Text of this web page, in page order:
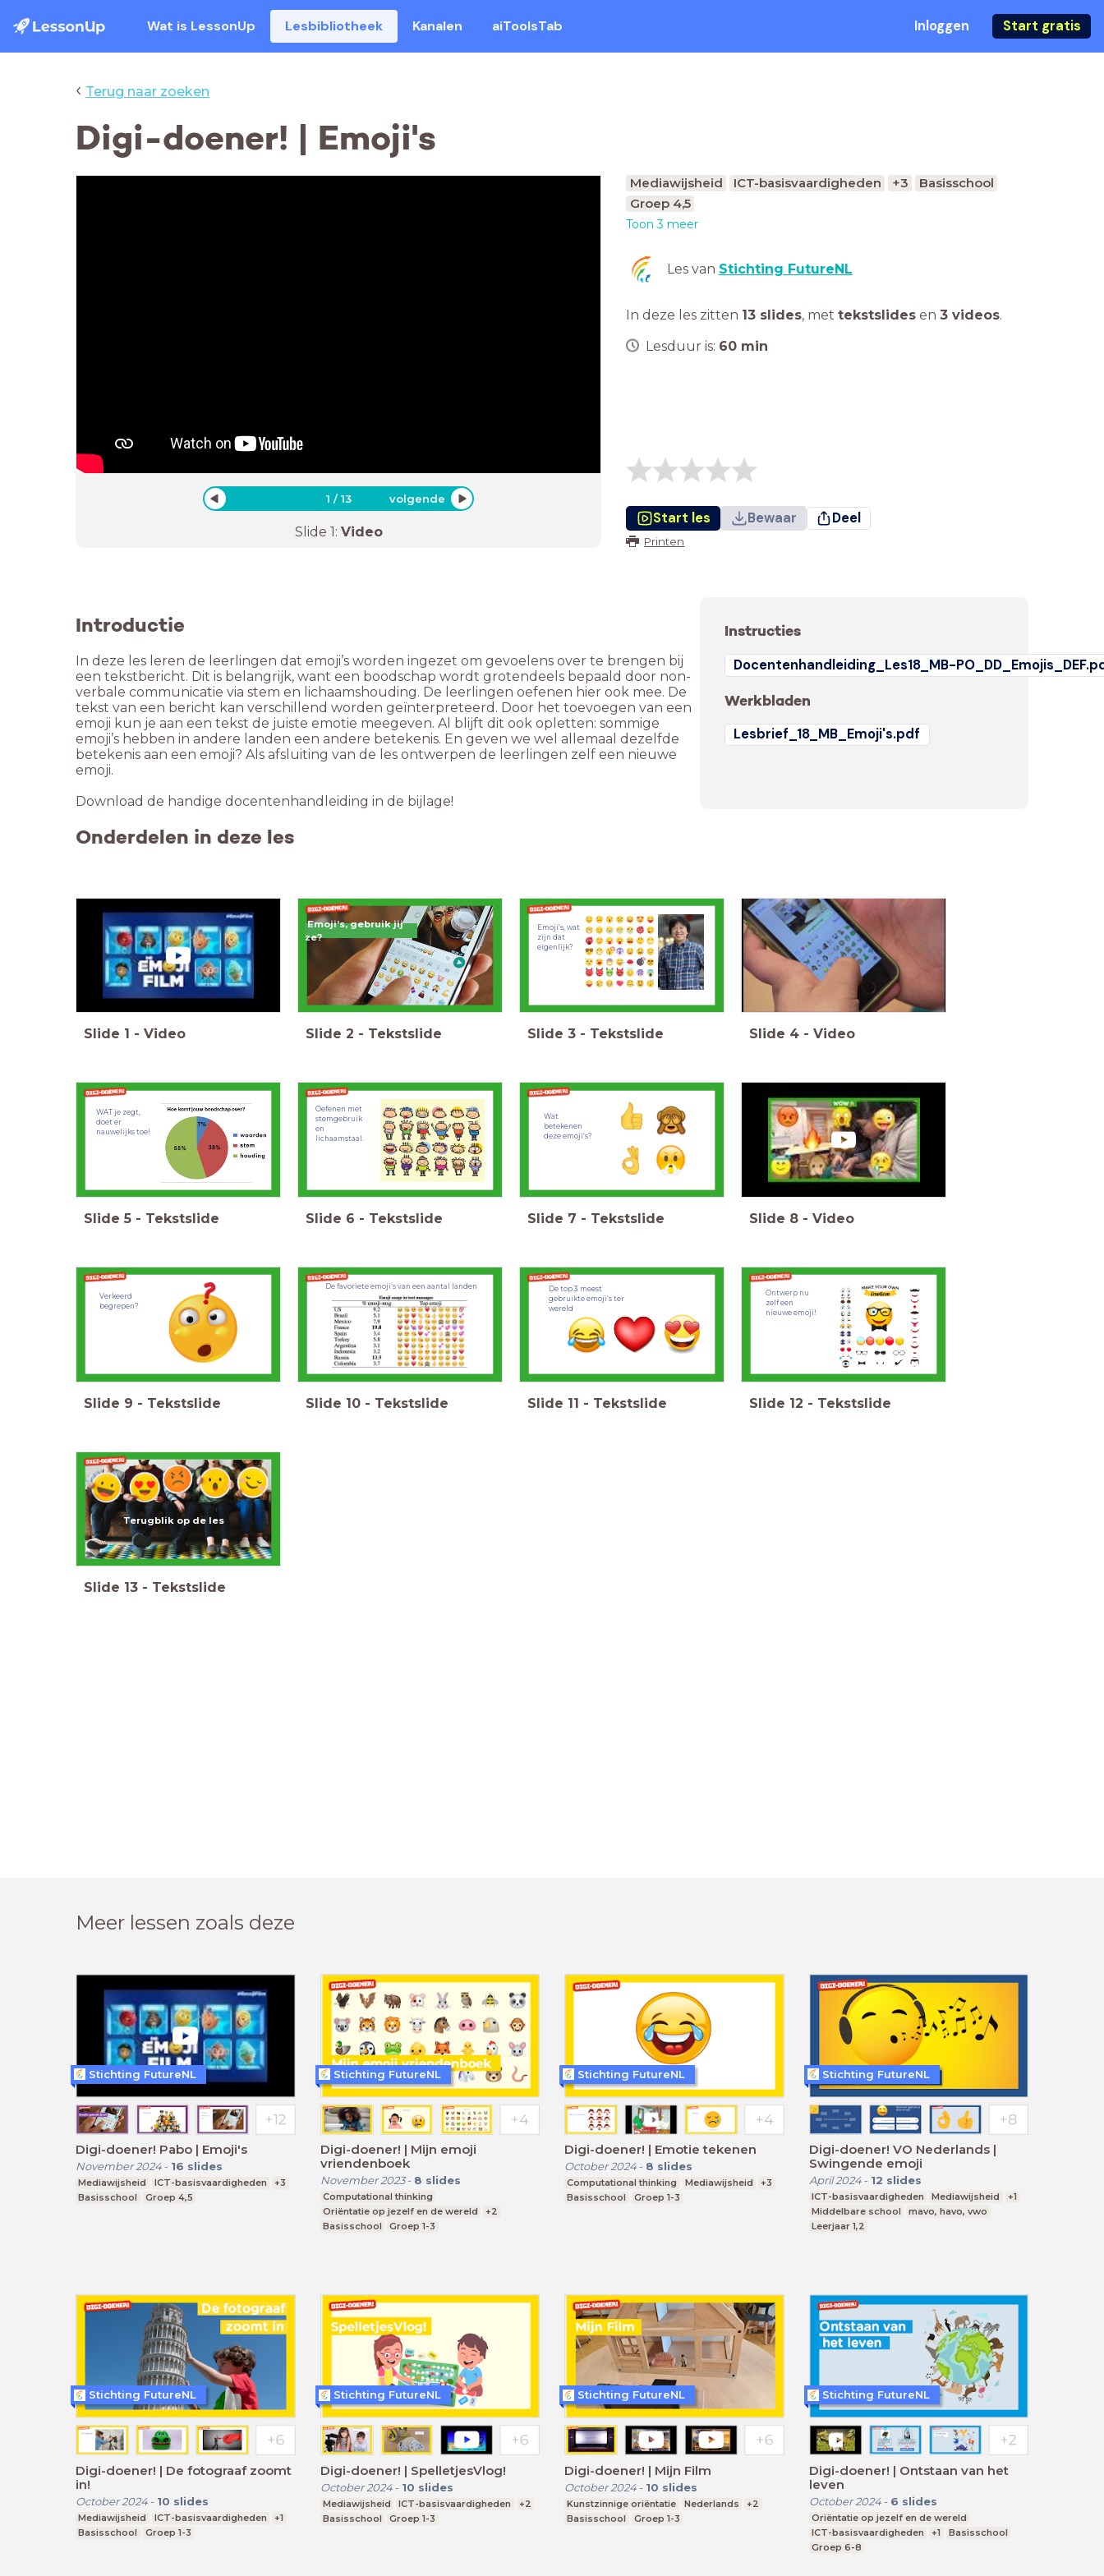
Wat is LessonUp Lesbibliotheek Kanalen aiToolsTab Inloggen Start gratis
‹ Terug naar zoeken
Digi-doener! | Emoji's
1 /13 volgende
Slide 1: Video
Mediawijsheid ICT-basisvaardigheden +3
Basisschool
Groep 4,5
Toon 3 meer
Les van Stichting FutureNL
In deze les zitten 13 slides, met tekstslides en 3 videos.
Lesduur is: 60 min
Start les Bewaar Deel
Printen
Introductie
In deze les leren de leerlingen dat emoji’s worden ingezet om gevoelens over te brengen bij
een tekstbericht. Dit is belangrijk, want een boodschap wordt grotendeels bepaald door non-
verbale communicatie via stem en lichaamshouding. De leerlingen oefenen hier ook mee. De
tekst van een bericht kan verschillend worden geïnterpreteerd. Door het toevoegen van een
emoji kun je aan een tekst de juiste emotie meegeven. Al blijft dit ook opletten: sommige
emoji’s hebben in andere landen een andere betekenis. En geven we wel allemaal dezelfde
betekenis aan een emoji? Als afsluiting van de les ontwerpen de leerlingen zelf een nieuwe
emoji.
Download de handige docentenhandleiding in de bijlage!
Instructies
Docentenhandleiding_Les18_MB-
Werkbladen
Lesbrief_18_MB_Emoji's.pdf
Onderdelen in deze les
Slide 1 - Video
Emoji’s, gebruik jij
ze?
Slide 2 - Tekstslide
Emoji’s, wat
zijn dat
eigenlijk?
Slide 3 - Tekstslide Slide 4 - Video
WAT je zegt,
doet er
nauwelijks toe!
Slide 5 - Tekstslide
Oefenen met
stemgebruik
en
lichaamstaal.
Slide 6 - Tekstslide
Wat
betekenen
deze emoji‘s?
Slide 7 - Tekstslide Slide 8 - Video
Verkeerd
begrepen?
Slide 9 - Tekstslide
De favoriete emoji‘s van een aantal landen
Slide 10 - Tekstslide
De top 3 meest
gebruikte emoji‘s ter
wereld
Slide 11 - Tekstslide
Ontwerp nu
zelf een
nieuwe emoji!
Slide 12 - Tekstslide
Terugblik op de les
Slide 13 - Tekstslide
Meer lessen zoals deze
Digi-doener! Pabo | Emoji's
November 2024- 16 slides
Mediawijsheid ICT-basisvaardigheden
+3
Basisschool
Groep 4,5
Stichting FutureNL
Digi-doener! | Mijn emoji
vriendenboek
November 2023- 8 slides
Computational thinking
Oriëntatie op jezelf en de wereld
+2
Basisschool
Groep 1-3
Stichting FutureNL
Digi-doener! | Emotie tekenen
October 2024- 8 slides
Computational thinking Mediawijsheid
+3
Basisschool
Groep 1-3
Stichting FutureNL
Digi-doener! VO Nederlands |
Swingende emoji
April 2024- 12 slides
ICT-basisvaardigheden Mediawijsheid
+1
Middelbare school
mavo, havo, vwo
Leerjaar 1,2
Stichting FutureNL
Digi-doener! | De fotograaf zoomt
in!
October 2024- 10 slides
Mediawijsheid ICT-basisvaardigheden
+1
Basisschool
Groep 1-3
Stichting FutureNL
Digi-doener! | SpelletjesVlog!
October 2024- 10 slides
Mediawijsheid ICT-basisvaardigheden
+2
Basisschool
Groep 1-3
Stichting FutureNL
Digi-doener! | Mijn Film
October 2024- 10 slides
Kunstzinnige oriëntatie Nederlands
+2
Basisschool
Groep 1-3
Stichting FutureNL
Digi-doener! | Ontstaan van het
leven
October 2024- 6 slides
Oriëntatie op jezelf en de wereld
ICT-basisvaardigheden
+1
Basisschool
Groep 6-8
Stichting FutureNL